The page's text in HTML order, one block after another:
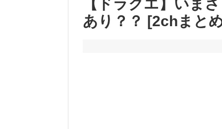
【ドラクエ】いま
あり？？ [2chまと